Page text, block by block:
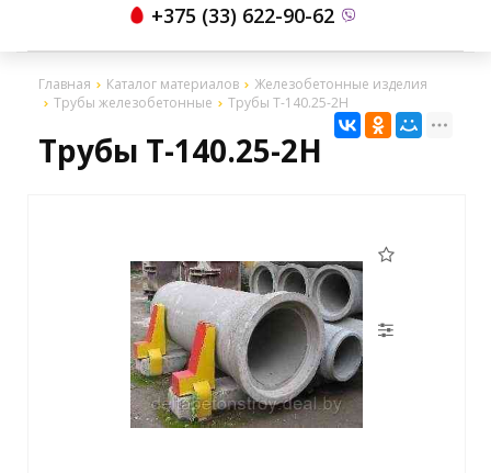
+375 (33) 622-90-62
Главная Каталог материалов
Железобетонные изделия
Трубы железобетонные
Трубы Т-140.25-2Н
Трубы Т-140.25-2Н